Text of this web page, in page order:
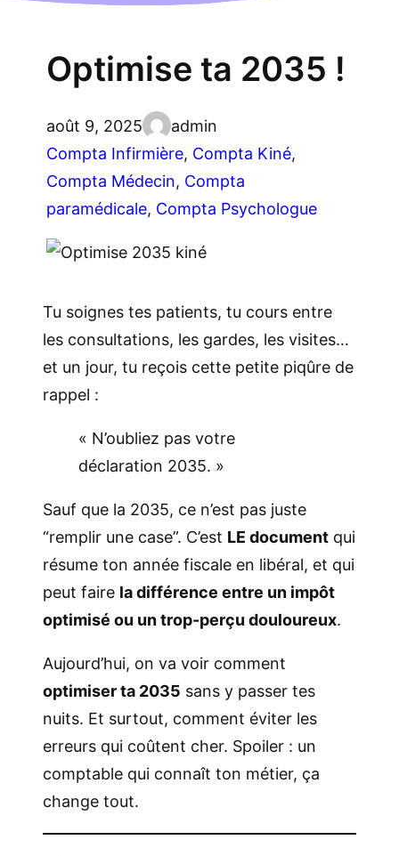
Optimise ta 2035 !
août 9, 2025
admin
Compta Infirmière, Compta Kiné
Compta Médecin, Compta
paramédicale, Compta Psychologue
Tu soignes tes patients, tu cours entre
les consultations, les gardes, les visites…
et un jour, tu reçois cette petite piqûre de
rappel :
« N’oubliez pas votre
déclaration 2035. »
Sauf que la 2035, ce n’est pas juste
“remplir une case”. C’est LE document qui
résume ton année fiscale en libéral, et qui
peut faire la différence entre un impôt
optimisé ou un trop-perçu douloureux.
Aujourd’hui, on va voir comment
optimiser ta 2035 sans y passer tes
nuits. Et surtout, comment éviter les
erreurs qui coûtent cher. Spoiler : un
comptable qui connaît ton métier, ça
change tout.